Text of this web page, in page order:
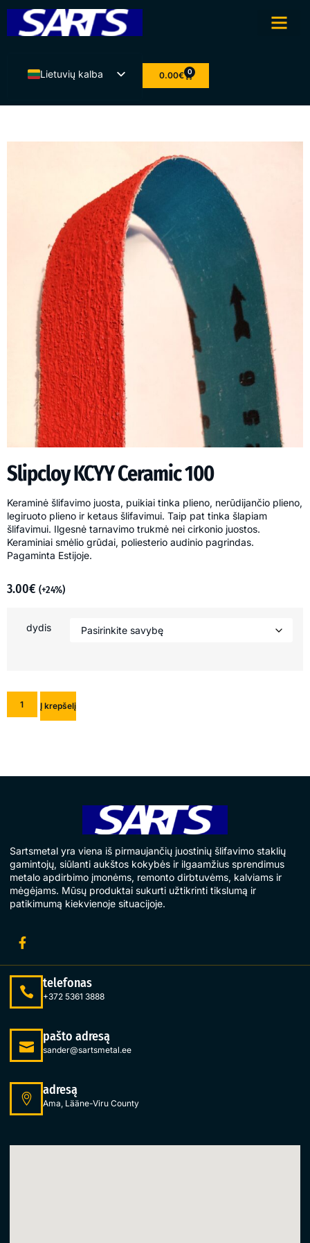
Lietuvių kalba 0.00€ 0
Slipcloy KCYY Ceramic 100
Keraminė šlifavimo juosta, puikiai tinka plieno, nerūdijančio plieno,
legiruoto plieno ir ketaus šlifavimui. Taip pat tinka šlapiam
šlifavimui. Ilgesnė tarnavimo trukmė nei cirkonio juostos.
Keraminiai smėlio grūdai, poliesterio audinio pagrindas.
Pagaminta Estijoje.
3.00€ (+24%)
dydis
Į krepšelį
Sartsmetal yra viena iš pirmaujančių juostinių šlifavimo staklių
gamintojų, siūlanti aukštos kokybės ir ilgaamžius sprendimus
metalo apdirbimo įmonėms, remonto dirbtuvėms, kalviams ir
mėgėjams. Mūsų produktai sukurti užtikrinti tikslumą ir
patikimumą kiekvienoje situacijoje.
telefonas
+372 5361 3888
pašto adresą
sander@sartsmetal.ee
adresą
Ama, Lääne-Viru County